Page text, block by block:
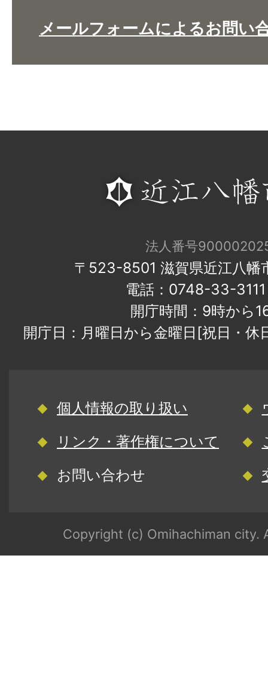
メールフォームによるお問い
法人番号
〒523-8501 滋賀県近江八幡
電話：0748-33-
開庁時間：9時から
開庁日：月曜日から金曜日[祝日・
個人情報の取り扱い
リンク・著作権について
お問い合わせ
Copyright (c) Omihachiman city.